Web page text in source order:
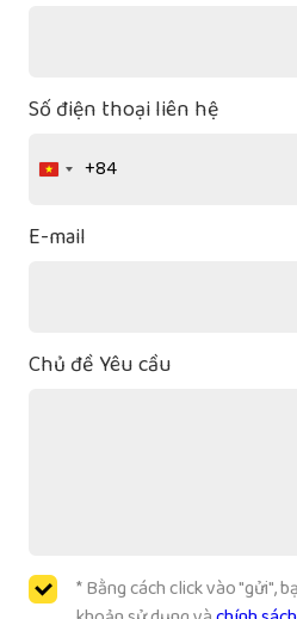
Số điện thoại liên hệ
Vietnam
+84
E-mail
Chủ đề Yêu cầu
* Bằng cách click vào "gửi",